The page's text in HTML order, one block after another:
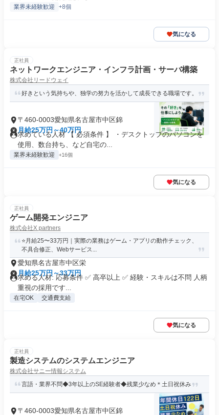
業界未経験歓迎 +8個
気になる
正社員
ネットワークエンジニア・インフラ計画・サーバ構築
株式会社リードウェイ
好きという気持ちや、独学の努力を活かして成長できる職場です。
〒460-0003愛知県名古屋市中区錦
月給25万円～40万円
求めている人材 【 必須条件 】 ・デスクトップのパソコンを
使用、数台持ち、など自宅の...
業界未経験歓迎 +16個
気になる
正社員
ゲーム開発エンジニア
株式会社X partners
⭐月給25〜33万円｜実際の業務はゲーム・アプリの動作チェック、
不具合修正、Webサービス...
愛知県名古屋市中区栄
月給25万円～33万円
求める人材: 応募条件 ✅ 高卒以上 ✅ 経験・スキルは不問 人柄
重視の採用です...
在宅OK 交通費支給
気になる
正社員
製造システムのシステムエンジニア
株式会社サニー情報システム
言語・業界不問◆3年以上のSE経験者◆残業少なめ＊土日祝休み
〒460-0003愛知県名古屋市中区錦